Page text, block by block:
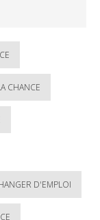
CHANCE
D'EMPLOI